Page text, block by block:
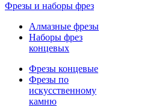
Фрезы и наборы фрез
Алмазные фрезы
Наборы фрез
концевых
Фрезы концевые
Фрезы по
искусственному
камню